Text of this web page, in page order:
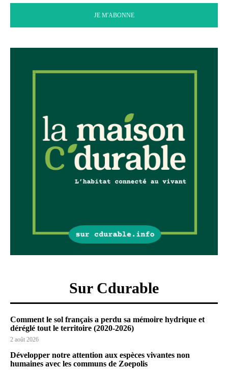
JE M'ABONNE
Sur Cdurable
Comment le sol français a perdu sa mémoire hydrique et
déréglé tout le territoire (2020-2026)
2 août 2026
Développer notre attention aux espèces vivantes non
humaines avec les communs de Zoepolis